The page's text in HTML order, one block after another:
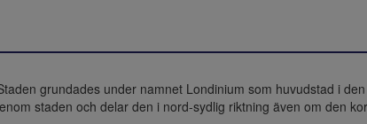
grundades under namnet Londinium som huvudstad i
staden och delar den i nord-sydlig riktning även om den